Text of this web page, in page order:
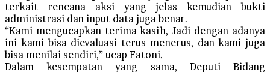
terkait rencana aksi yang jelas kemudian bukti
administrasi dan input data juga benar.
“Kami mengucapkan terima kasih, Jadi dengan adanya
ini kami bisa dievaluasi terus menerus, dan kami juga
bisa menilai sendiri,” ucap Fatoni.
Dalam kesempatan yang sama, Deputi Bidang